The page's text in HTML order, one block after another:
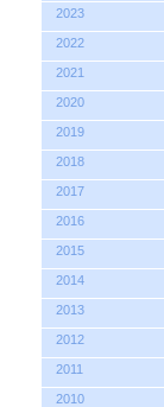
2023
2022
2021
2020
2019
2018
2017
2016
2015
2014
2013
2012
2011
2010